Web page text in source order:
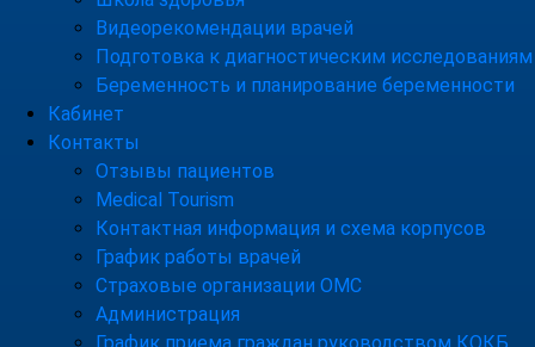
Видеорекомендации врачей
Подготовка к диагностическим исследованиям
Беременность и планирование беременности
Кабинет
Контакты
Отзывы пациентов
Medical Tourism
Контактная информация и схема корпусов
График работы врачей
Страховые организации ОМС
Администрация